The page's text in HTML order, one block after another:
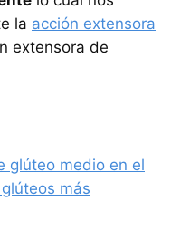
la acción extensora
extensora de
glúteo medio en el
más